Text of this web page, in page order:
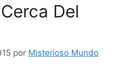
Del
por Misterioso Mundo